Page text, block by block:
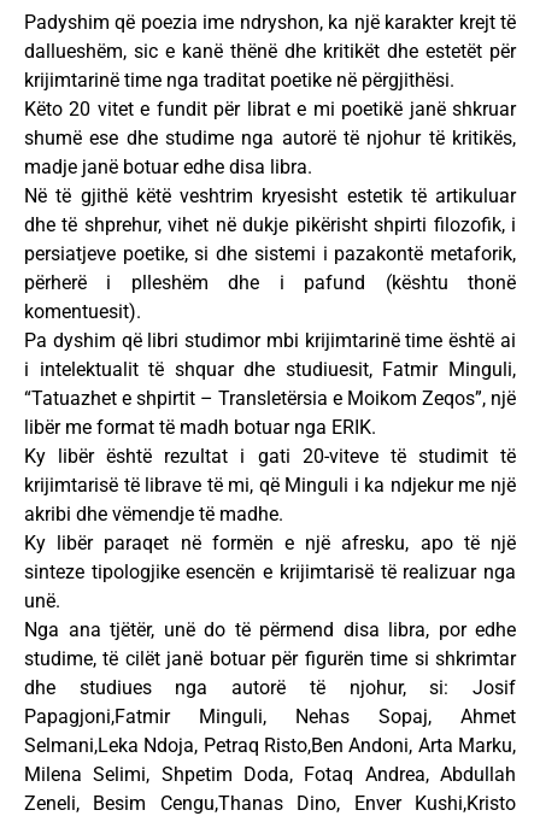
Padyshim që poezia ime ndryshon, ka një karakter krejt të
dallueshëm, sic e kanë thënë dhe kritikët dhe estetët për
krijimtarinë time nga traditat poetike në përgjithësi.
Këto 20 vitet e fundit për librat e mi poetikë janë shkruar
shumë ese dhe studime nga autorë të njohur të kritikës,
madje janë botuar edhe disa libra.
Në të gjithë këtë veshtrim kryesisht estetik të artikuluar
dhe të shprehur, vihet në dukje pikërisht shpirti filozofik, i
persiatjeve poetike, si dhe sistemi i pazakontë metaforik,
përherë i plleshëm dhe i pafund (kështu thonë
komentuesit).
Pa dyshim që libri studimor mbi krijimtarinë time është ai
i intelektualit të shquar dhe studiuesit, Fatmir Minguli,
“Tatuazhet e shpirtit – Transletërsia e Moikom Zeqos”, një
libër me format të madh botuar nga ERIK.
Ky libër është rezultat i gati 20-viteve të studimit të
krijimtarisë të librave të mi, që Minguli i ka ndjekur me një
akribi dhe vëmendje të madhe.
Ky libër paraqet në formën e një afresku, apo të një
sinteze tipologjike esencën e krijimtarisë të realizuar nga
unë.
Nga ana tjëtër, unë do të përmend disa libra, por edhe
studime, të cilët janë botuar për figurën time si shkrimtar
dhe studiues nga autorë të njohur, si: Josif
Papagjoni,Fatmir Minguli, Nehas Sopaj, Ahmet
Selmani,Leka Ndoja, Petraq Risto,Ben Andoni, Arta Marku,
Milena Selimi, Shpetim Doda, Fotaq Andrea, Abdullah
Zeneli, Besim Cengu,Thanas Dino, Enver Kushi,Kristo